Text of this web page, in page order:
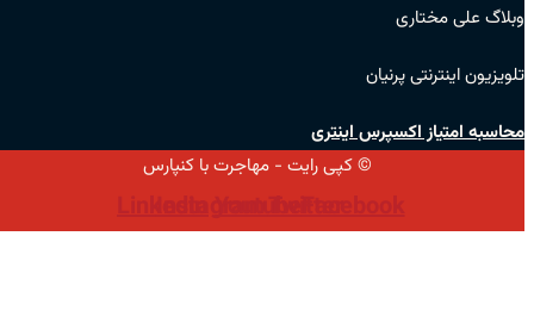
وبلاگ علی مختاری
تلویزیون اینترنتی پرنیان
محاسبه امتیاز اکسپرس اینتری
© کپی رایت - مهاجرت با کنپارس